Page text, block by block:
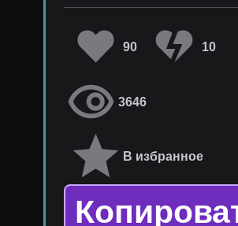
90 10
3646
В избранное